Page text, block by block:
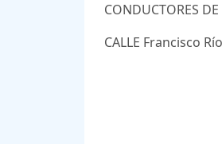
CONDUCTORES
CALLE Francisco